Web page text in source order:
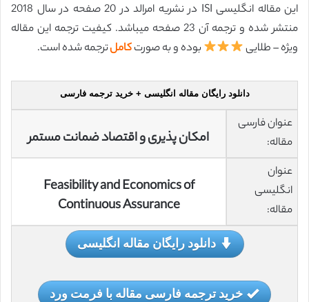
این مقاله انگلیسی ISI در نشریه امرالد در 20 صفحه در سال 2018
منتشر شده و ترجمه آن 23 صفحه میباشد. کیفیت ترجمه این مقاله
ویژه – طلایی
بوده و به صورتکاملترجمه شده است.
دانلود رایگان مقاله انگلیسی + خرید ترجمه فارسی
عنوان فارسی
مقاله:
امکان پذیری و اقتصاد ضمانت مستمر
عنوان
انگلیسی
مقاله:
Feasibility and Economics of
Continuous Assurance
دانلود رایگان مقاله انگلیسی
خرید ترجمه فارسی مقاله با فرمت ورد